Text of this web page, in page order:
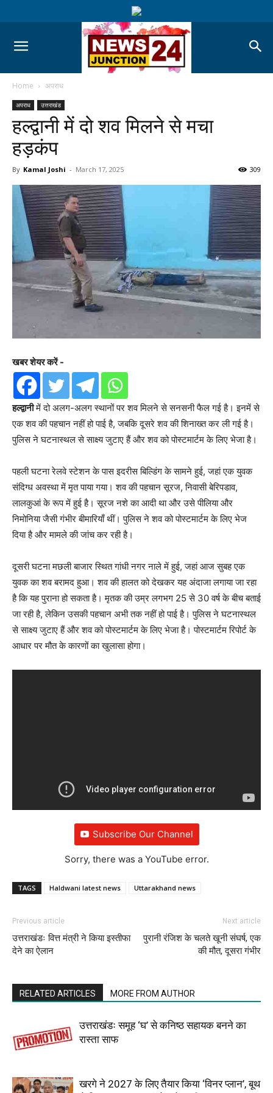
Home अपराध
अपराध उत्तराखंड
हल्द्वानी में दो शव मिलने से मचा
हड़कंप
By Kamal Joshi - March 17, 2025 309
खबर शेयर करें -
हल्द्वानीमें दो अलग-अलग स्थानों पर शव मिलने से सनसनी फैल गई है। इनमें से
एक शव की पहचान नहीं हो पाई है, जबकि दूसरे शव की शिनाख्त कर ली गई है।
पुलिस ने घटनास्थल से साक्ष्य जुटाए हैं और शव को पोस्टमार्टम के लिए भेजा है।
पहली घटना रेलवे स्टेशन के पास इदरीस बिल्डिंग के सामने हुई, जहां एक युवक
संदिग्ध अवस्था में मृत पाया गया। शव की पहचान सूरज, निवासी बेरिपडाव,
लालकुआं के रूप में हुई है। सूरज नशे का आदी था और उसे पीलिया और
निमोनिया जैसी गंभीर बीमारियाँ थीं। पुलिस ने शव को पोस्टमार्टम के लिए भेज
दिया है और मामले की जांच कर रही है।
दूसरी घटना मछली बाजार स्थित गांधी नगर नाले में हुई, जहां आज सुबह एक
युवक का शव बरामद हुआ। शव की हालत को देखकर यह अंदाजा लगाया जा रहा
है कि यह पुराना हो सकता है। मृतक की उम्र लगभग 25 से 30 वर्ष के बीच बताई
जा रही है, लेकिन उसकी पहचान अभी तक नहीं हो पाई है। पुलिस ने घटनास्थल
से साक्ष्य जुटाए हैं और शव को पोस्टमार्टम के लिए भेजा है। पोस्टमार्टम रिपोर्ट के
आधार पर मौत के कारणों का खुलासा होगा।
Subscribe Our Channel
Sorry, there was a YouTube error.
TAGS Haldwani latest news Uttarakhand news
Previous article
उत्तराखंडः वित्त मंत्री ने किया इस्तीफा
देने का ऐलान
Next article
पुरानी रंजिश के चलते खूनी संघर्ष, एक
की मौत, दूसरा गंभीर
RELATED ARTICLES MORE FROM AUTHOR
उत्तराखंडः समूह ‘घ’ से कनिष्ठ सहायक बनने का
रास्ता साफ
खरगे ने 2027 के लिए तैयार किया ‘विनर प्लान’, बूथ